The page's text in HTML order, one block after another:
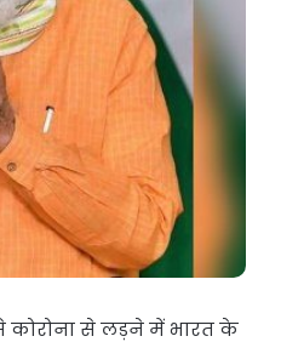
कोरोना से लड़ने में भारत के
में बड़ा भूचाल, 6 सांसदों ने
पार्टी में हुए शामिल!